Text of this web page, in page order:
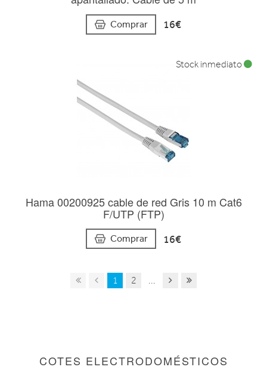
Comprar 16€
Hama 00200925 cable de red Gris 10 m Cat6
F/UTP (FTP)
Comprar 16€
Stock inmediato
1 2 ...
COTES ELECTRODOMÉSTICOS